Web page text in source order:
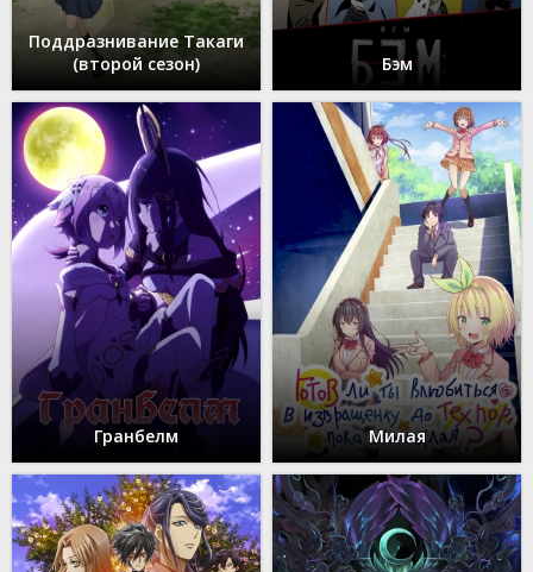
Поддразнивание Такаги
(второй сезон)
Бэм
Гранбелм Милая